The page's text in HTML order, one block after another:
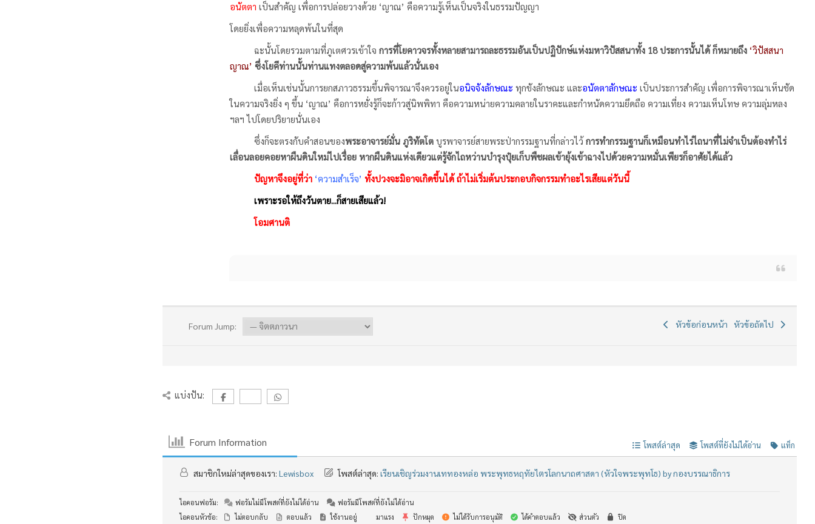
อนัตตา เป็นสำคัญ เพื่อการปล่อยวางด้วย ‘ญาณ’ คือความรู้เห็นเป็นจริงในธรรมปัญญา
โดยยิ่งเพื่อความหลุดพ้นในที่สุด
ฉะนั้นโดยรวมตามที่ภูเตศวรเข้าใจ การที่โยคาวจรทั้งหลายสามารถละธรรมอันเป็นปฏิปักษ์แห่งมหาวิปัสสนาทั้ง 18 ประการนั้นได้ ก็หมายถึง ‘วิปัสสนา
ญาณ’ ซึ่งโยคีท่านนั้นท่านแทงตลอดสู่ความพ้นแล้วนั่นเอง
เมื่อเห็นเช่นนั้นการยกสภาวธรรมขึ้นพิจารณาจึงควรอยู่ในอนิจจังลักษณะ ทุกขังลักษณะ และอนัตตาลักษณะ เป็นประการสำคัญ เพื่อการพิจารณาเห็นชัด
ในความจริงยิ่ง ๆ ขึ้น ‘ญาณ’ คือการหยั่งรู้ก็จะก้าวสู่นิพพิทา คือความหน่ายความคลายในราคะและกำหนัดความยึดถือ ความเที่ยง ความเห็นโทษ ความลุ่มหลง
ฯลฯ ไปโดยปริยายนั่นเอง
ซึ่งก็จะตรงกับคำสอนของพระอาจารย์มั่น ภูริทัตโตบูรพาจารย์สายพระป่ากรรมฐานที่กล่าวไว้การทำกรรมฐานก็เหมือนทำไร่ไถนาที่ไม่จำเป็นต้องทำไร่
เลื่อนลอยคอยหาผืนดินใหม่ไปเรื่อย หากผืนดินแห่งเดียวแต่รู้จักไถหว่านบำรุงปุ๋ยเก็บพืชผลเข้ายุ้งเข้าฉางไปด้วยความหมั่นเพียรก็อาศัยได้แล้ว
ปัญหาจึงอยู่ที่ว่า ‘ความสำเร็จ’ ทั้งปวงจะมิอาจเกิดขึ้นได้ ถ้าไม่เริ่มต้นประกอบกิจกรรมทำอะไรเสียแต่วันนี้
เพราะรอให้ถึงวันตาย...ก็สายเสียแล้ว!
โอมศานติ
Forum Jump: หัวข้อก่อนหน้า หัวข้อถัดไป
แบ่งปัน:
Forum Information โพสต์ล่าสุด โพสต์ที่ยังไม่ได้อ่าน แท็ก
สมาชิกใหม่ล่าสุดของเรา: Lewisbox โพสต์ล่าสุด: เรียนเชิญร่วมงานเททองหล่อ พระพุทธหฤทัยไตรโลกนาถศาสดา (หัวใจพระพุทโธ) by กองบรรณาธิการ
ไอคอนฟอรัม: ฟอรัมไม่มีโพสต์ที่ยังไม่ได้อ่าน
ฟอรัมมีโพสต์ที่ยังไม่ได้อ่าน
ไอคอนหัวข้อ:
ไม่ตอบกลับ ตอบแล้ว ใช้งานอยู่ มาแรง ปักหมุด ไม่ได้รับการอนุมัติ ได้คำตอบแล้ว ส่วนตัว ปิด